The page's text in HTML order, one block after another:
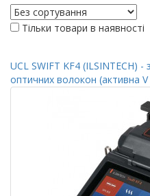
Тільки товари в наявності
UCL SWIFT KF4 (ILSINTECH)
оптичних волокон (активна V